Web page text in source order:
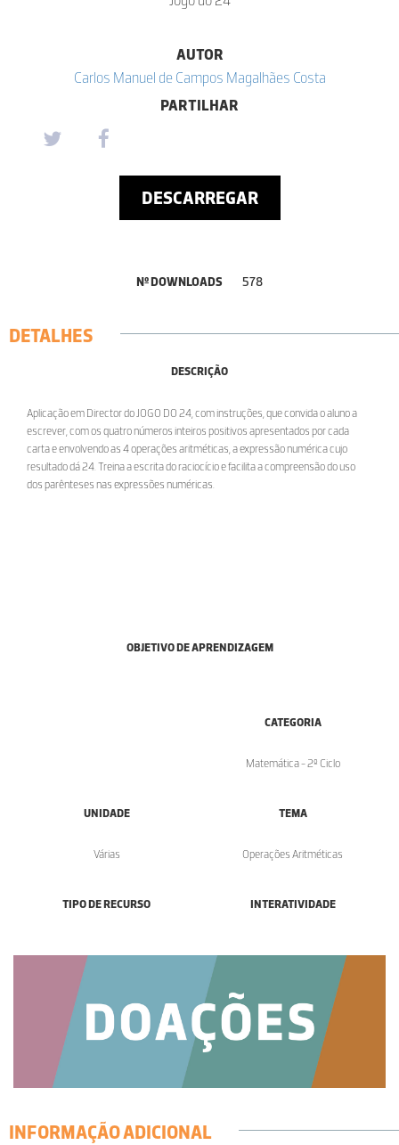
AUTOR
Carlos Manuel de Campos Magalhães Costa
PARTILHAR
DESCARREGAR
Nº DOWNLOADS 578
DETALHES
DESCRIÇÃO
Aplicação em Director do JOGO DO 24, com instruções, que convida o aluno a
escrever, com os quatro números inteiros positivos apresentados por cada
carta e envolvendo as 4 operações aritméticas, a expressão numérica cujo
resultado dá 24. Treina a escrita do raciocício e facilita a compreensão do uso
dos parênteses nas expressões numéricas.
OBJETIVO DE APRENDIZAGEM
CATEGORIA
Matemática - 2º Ciclo
UNIDADE
Várias
TEMA
Operações Aritméticas
TIPO DE RECURSO INTERATIVIDADE
INFORMAÇÃO ADICIONAL